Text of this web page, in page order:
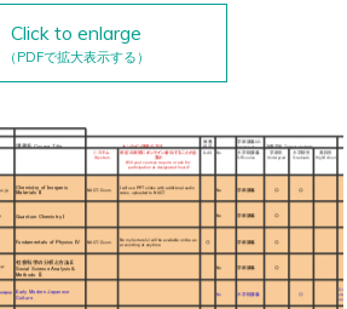
Click to enlarge
（PDFで拡大表示する）